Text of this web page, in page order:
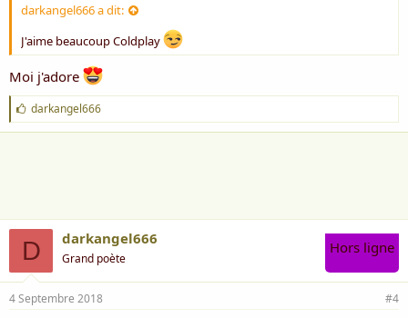
darkangel666 a dit:
J'aime beaucoup Coldplay
Moi j'adore
J
'
a
darkangel666
D darkangel666
Grand poète
Hors ligne
4 Septembre 2018 #4